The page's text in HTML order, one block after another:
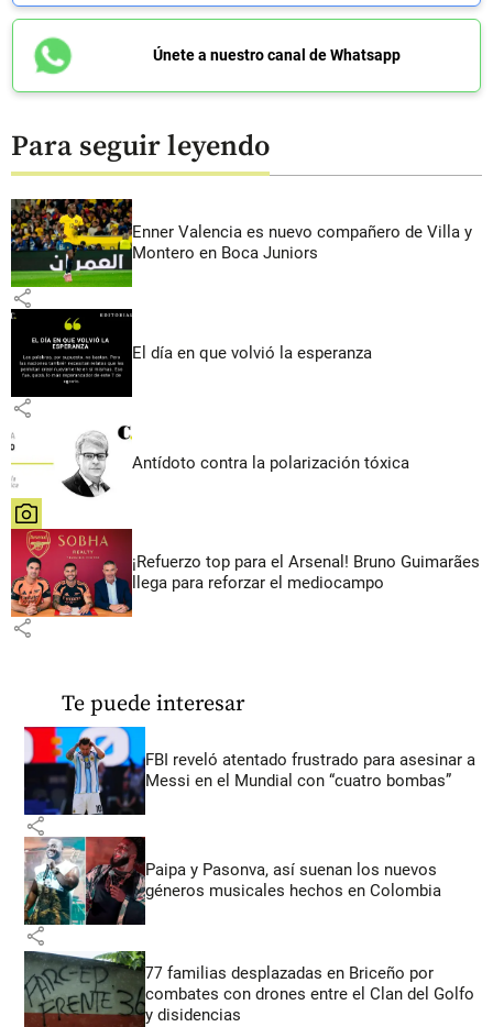
Únete a nuestro canal de Whatsapp
Para seguir leyendo
Enner Valencia es nuevo compañero de Villa y
Montero en Boca Juniors
share
El día en que volvió la esperanza
share
Antídoto contra la polarización tóxica
share
¡Refuerzo top para el Arsenal! Bruno Guimarães
llega para reforzar el mediocampo
share
Te puede interesar
FBI reveló atentado frustrado para asesinar a
Messi en el Mundial con “cuatro bombas”
share
Paipa y Pasonva, así suenan los nuevos
géneros musicales hechos en Colombia
share
77 familias desplazadas en Briceño por
combates con drones entre el Clan del Golfo
y disidencias